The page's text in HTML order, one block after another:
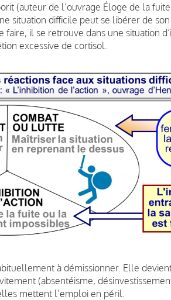
(auteur de l’ouvrage Éloge de la
situation difficile peut se libérer de
faire, il se retrouve dans une situation
excessive de cortisol.
à démissionner. Elle
(absentéisme,
mettent l’emploi en péril.